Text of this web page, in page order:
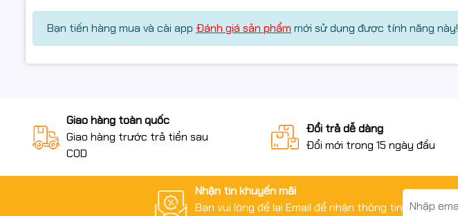
Bạn tiến hàng mua và cài app Đánh giá sản phẩm mới sử dụng được tính năng này!
Giao hàng toàn quốc
Giao hàng trước trả tiền sau
COD
Đổi trả dễ dàng
Đổi mới trong 15 ngày đầu
Nhận tin khuyến mãi
Bạn vui lòng để lại Email để nhận thông tin